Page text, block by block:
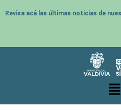
Revisa acá las últimas noticias de